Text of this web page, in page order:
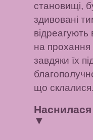
становищі,
здивовані
відреагують
на прохання
завдяки їх
що склалися.
▼